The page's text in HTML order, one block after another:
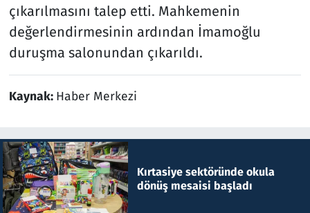
çıkarılmasını talep etti. Mahkemenin
değerlendirmesinin ardından İmamoğlu
duruşma salonundan çıkarıldı.
Kaynak: Haber Merkezi
Kırtasiye sektöründe okula
dönüş mesaisi başladı